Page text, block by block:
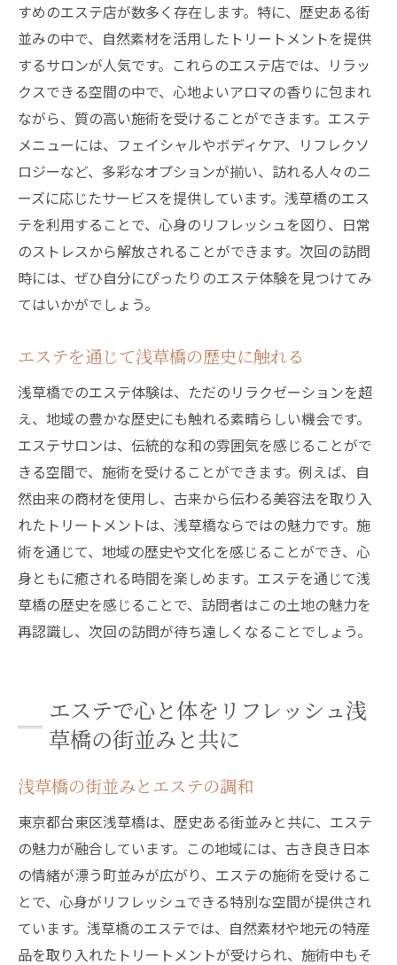
すめのエステ店が数多く存在します。特に、歴史ある街
並みの中で、自然素材を活用したトリートメントを提供
するサロンが人気です。これらのエステ店では、リラッ
クスできる空間の中で、心地よいアロマの香りに包まれ
ながら、質の高い施術を受けることができます。エステ
メニューには、フェイシャルやボディケア、リフレクソ
ロジーなど、多彩なオプションが揃い、訪れる人々のニ
ーズに応じたサービスを提供しています。浅草橋のエス
テを利用することで、心身のリフレッシュを図り、日常
のストレスから解放されることができます。次回の訪問
時には、ぜひ自分にぴったりのエステ体験を見つけてみ
てはいかがでしょう。
エステを通じて浅草橋の歴史に触れる
浅草橋でのエステ体験は、ただのリラクゼーションを超
え、地域の豊かな歴史にも触れる素晴らしい機会です。
エステサロンは、伝統的な和の雰囲気を感じることがで
きる空間で、施術を受けることができます。例えば、自
然由来の商材を使用し、古来から伝わる美容法を取り入
れたトリートメントは、浅草橋ならではの魅力です。施
術を通じて、地域の歴史や文化を感じることができ、心
身ともに癒される時間を楽しめます。エステを通じて浅
草橋の歴史を感じることで、訪問者はこの土地の魅力を
再認識し、次回の訪問が待ち遠しくなることでしょう。
エステで心と体をリフレッシュ浅
草橋の街並みと共に
浅草橋の街並みとエステの調和
東京都台東区浅草橋は、歴史ある街並みと共に、エステ
の魅力が融合しています。この地域には、古き良き日本
の情緒が漂う町並みが広がり、エステの施術を受けるこ
とで、心身がリフレッシュできる特別な空間が提供され
ています。浅草橋のエステでは、自然素材や地元の特産
品を取り入れたトリートメントが受けられ、施術中もそ